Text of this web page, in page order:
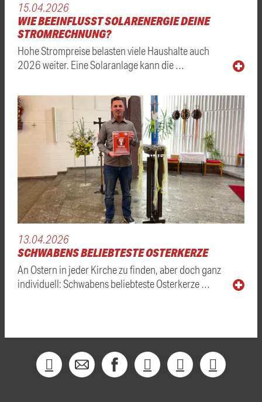
15.04.2026
WIE BEEINFLUSST SOLARENERGIE DEINE
STROMRECHNUNG?
Hohe Strompreise belasten viele Haushalte auch
2026 weiter. Eine Solaranlage kann die …
13.04.2026
SCHWABENS BELIEBTESTE OSTERKERZE
An Ostern in jeder Kirche zu finden, aber doch ganz
individuell: Schwabens beliebteste Osterkerze …